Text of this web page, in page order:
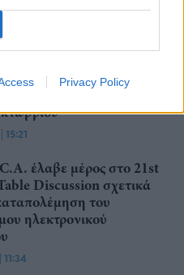
Privacy Policy
και ΠΟΕΒΥ
υγεία ανοίγει τις πύλες
| 15:21
έλαβε μέρος στο 21st
Discussion σχετικά
του
ηλεκτρονικού
| 11:34